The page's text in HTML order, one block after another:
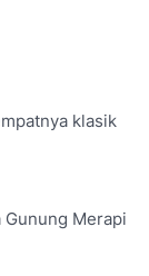
klasik
Gunung Merapi